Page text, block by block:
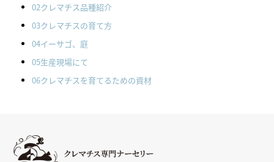
02クレマチス品種紹介
03クレマチスの育て方
04イーサゴ、庭
05生産現場にて
06クレマチスを育てるための資材